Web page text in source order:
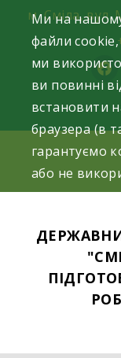
content
м. Сміла, вул.
Ми на
файли
ми
ви повинні
встановити
браузера (в
гарантуємо
або не